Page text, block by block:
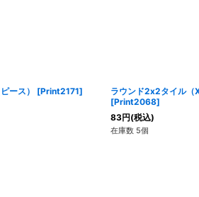
ース） [Print2171]
ラウンド2x2タイル（
[Print2068]
83円(税込)
在庫数 5個